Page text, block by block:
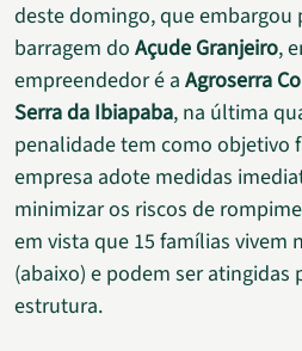
deste domingo, que embargou
barragem do Açude Granjeiro,
empreendedor é a Agroserra
Serra da Ibiapaba, na última
penalidade tem como objetivo
empresa adote medidas
minimizar os riscos de
em vista que 15 famílias vivem
(abaixo) e podem ser
estrutura.